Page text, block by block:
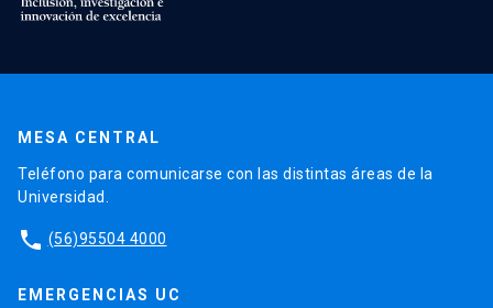
MESA CENTRAL
Teléfono para comunicarse con las distintas áreas de la
Universidad.
phone (56)95504 4000
EMERGENCIAS UC